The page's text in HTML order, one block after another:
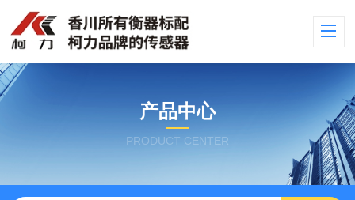
产品中心
PRODUCT CENTER